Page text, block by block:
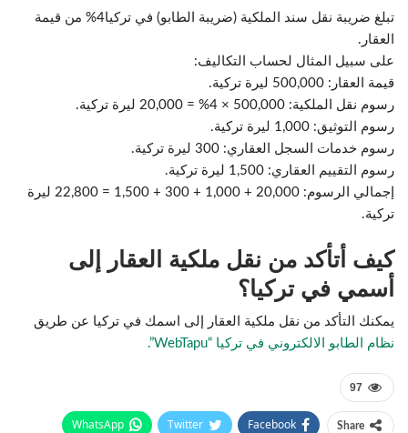
تبلغ ضريبة نقل سند الملكية (ضريبة الطابو) في تركيا4% من قيمة
العقار.
على سبيل المثال لحساب التكاليف:
قيمة العقار: 500,000 ليرة تركية.
رسوم نقل الملكية: 500,000 × 4% = 20,000 ليرة تركية.
رسوم التوثيق: 1,000 ليرة تركية.
رسوم خدمات السجل العقاري: 300 ليرة تركية.
رسوم التقييم العقاري: 1,500 ليرة تركية.
إجمالي الرسوم: 20,000 + 1,000 + 300 + 1,500 = 22,800 ليرة
تركية.
كيف أتأكد من نقل ملكية العقار إلى
أسمي في تركيا؟
يمكنك التأكد من نقل ملكية العقار إلى اسمك في تركيا عن طريق
نظام الطابو الالكتروني في تركيا “WebTapu”.
97
Share
Facebook
Twitter
WhatsApp